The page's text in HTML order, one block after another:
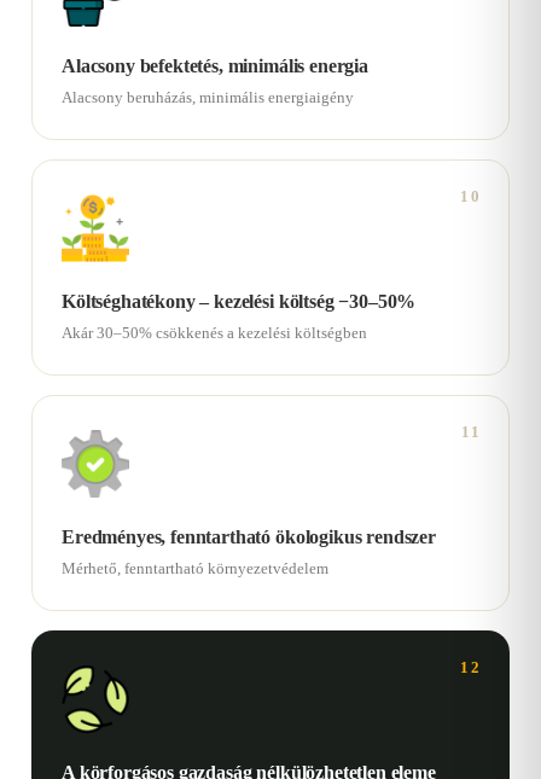
Alacsony befektetés, minimális energia
Alacsony beruházás, minimális energiaigény
10
Költséghatékony – kezelési költség −30–50%
Akár 30–50% csökkenés a kezelési költségben
11
Eredményes, fenntartható ökologikus rendszer
Mérhető, fenntartható környezetvédelem
12
A körforgásos gazdaság nélkülözhetetlen eleme